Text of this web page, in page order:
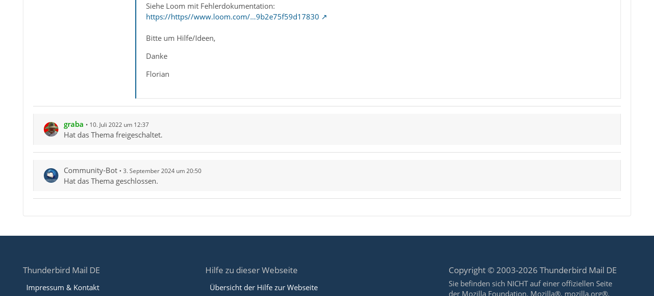
Siehe Loom mit Fehlerdokumentation:
https://https//www.loom.com/…9b2e75f59d17830
Bitte um Hilfe/Ideen,
Danke
Florian
graba 10. Juli 2022 um 12:37
Hat das Thema freigeschaltet.
Community-Bot 3. September 2024 um 20:50
Hat das Thema geschlossen.
Thunderbird Mail DE
Impressum & Kontakt
Hilfe zu dieser Webseite
Übersicht der Hilfe zur Webseite
Copyright © 2003-2026 Thunderbird Mail DE
Sie befinden sich NICHT auf einer offiziellen Seite
der Mozilla Foundation. Mozilla®, mozilla.org®,